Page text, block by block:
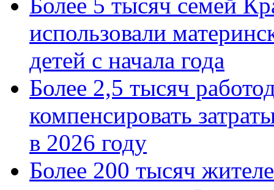
Более 5 тысяч семей
использовали
детей с начала года
Более 2,5 тысяч
компенсировать
в 2026 году
Более 200 тысяч